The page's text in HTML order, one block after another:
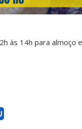
às 14h para almoço